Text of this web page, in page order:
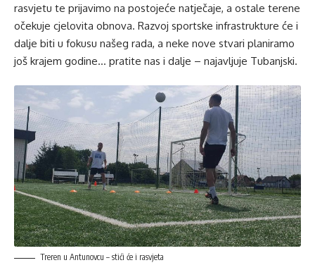
rasvjetu te prijavimo na postojeće natječaje, a ostale terene
očekuje cjelovita obnova. Razvoj sportske infrastrukture će i
dalje biti u fokusu našeg rada, a neke nove stvari planiramo
još krajem godine… pratite nas i dalje – najavljuje Tubanjski.
Treren u Antunovcu – stići će i rasvjeta